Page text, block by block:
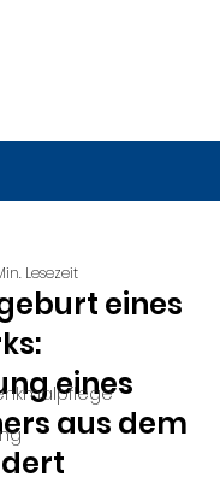
eines
eines
aus dem
Lesezeit